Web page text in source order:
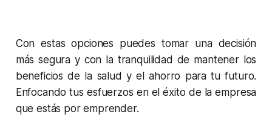
Con estas opciones puedes tomar una decisión
más segura y con la tranquilidad de mantener los
beneficios de la salud y el ahorro para tu futuro.
Enfocando tus esfuerzos en el éxito de la empresa
que estás por emprender.